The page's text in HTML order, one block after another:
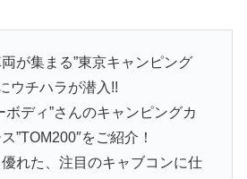
が集まる”東京キャンピング
ウチハラが潜入!!
ボディ”さんのキャンピングカ
”TOM200″をご紹介！
れた、注目のキャブコンに仕